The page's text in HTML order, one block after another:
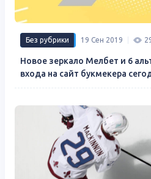
Без рубрики 19 Сен 2019
Новое зеркало Мелбет и 6
входа на сайт букмекера